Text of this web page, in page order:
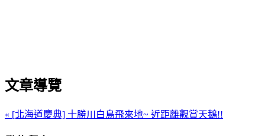
文章導覽
« [北海道慶典] 十勝川白鳥飛來地~ 近距離觀賞天鵝!!